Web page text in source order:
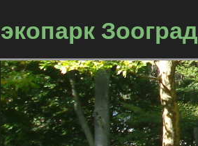
экопарк Зооград